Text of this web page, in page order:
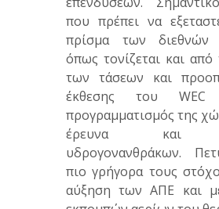
που πρέπει να
πρίσμα των διεθνών
όπως τονίζεται και
των τάσεων και
έκθεσης του
προγραμματισμός της
έρευνα και
υδρογονανθράκων.
πιο γρήγορα τους
αύξηση των ΑΠΕ και